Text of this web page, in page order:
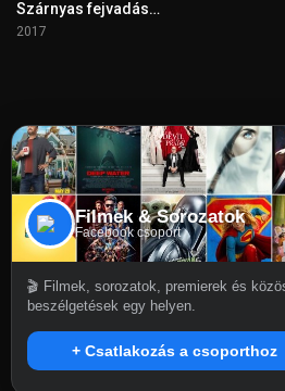
Szárnyas fejvadász 2049
2017
Filmek & Sorozatok
Facebook csoport
🎬 Filmek, sorozatok, premierek és
beszélgetések egy helyen.
+ Csatlakozás a csoporthoz